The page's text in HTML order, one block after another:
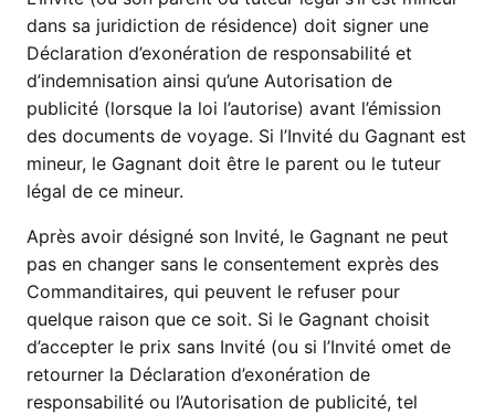
dans sa juridiction de résidence) doit signer une
Déclaration d’exonération de responsabilité et
d’indemnisation ainsi qu’une Autorisation de
publicité (lorsque la loi l’autorise) avant l’émission
des documents de voyage. Si l’Invité du Gagnant est
mineur, le Gagnant doit être le parent ou le tuteur
légal de ce mineur.
Après avoir désigné son Invité, le Gagnant ne peut
pas en changer sans le consentement exprès des
Commanditaires, qui peuvent le refuser pour
quelque raison que ce soit. Si le Gagnant choisit
d’accepter le prix sans Invité (ou si l’Invité omet de
retourner la Déclaration d’exonération de
responsabilité ou l’Autorisation de publicité, tel